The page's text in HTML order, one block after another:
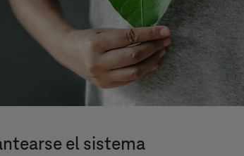
el sistema